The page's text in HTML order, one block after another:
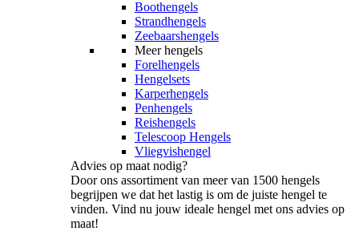
Boothengels
Strandhengels
Zeebaarshengels
Meer hengels
Forelhengels
Hengelsets
Karperhengels
Penhengels
Reishengels
Telescoop Hengels
Vliegvishengel
Advies op maat nodig?
Door ons assortiment van meer van 1500 hengels
begrijpen we dat het lastig is om de juiste hengel te
vinden. Vind nu jouw ideale hengel met ons advies op
maat!